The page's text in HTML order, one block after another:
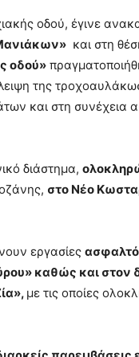
οδού, έγινε
και στη
οδού»
της
και στη συνέχεια
διάστημα,
στο Νέο
εργασίες
καθώς και στον
με τις οποίες